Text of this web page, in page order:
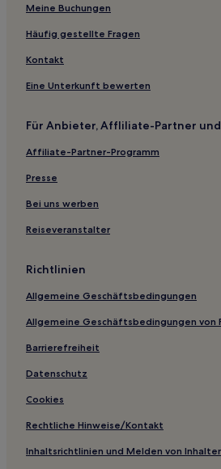
Fiuminata Hotels
Direttissima del Conero Hotels
Chiaserna Hotels
Santa Lucia Hotels
Sant'andrea Hotels
Castellaro Hotels
Isola Hotels
Stigliano Hotels
Camerano Hotels
Sant'andrea Hotels
Senigallia Hotels
Canavaccio Hotels
Pesaro und Urbino: Hotels
Cingoli Hotels
Monteguiduccio Hotels
Hotels nahe Kathedrale von Pesaro
San Pellegrino Hotels
Meine Buchungen
Häufig gestellte Fragen
Kontakt
Eine Unterkunft bewerten
Für Anbieter, Affliliate-Partner
Affiliate-Partner-Programm
Presse
Bei uns werben
Reiseveranstalter
Richtlinien
Allgemeine Geschäftsbedingungen
Allgemeine Geschäftsbedingungen von
Barrierefreiheit
Datenschutz
Cookies
Rechtliche Hinweise/Kontakt
Inhaltsrichtlinien und Melden von